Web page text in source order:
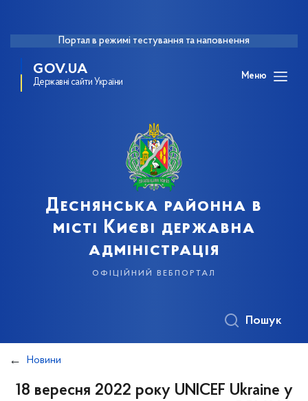
Портал в режимі тестування та наповнення
GOV.UA
Державні сайти України
Меню
Деснянська районна в
місті Києві державна
адміністрація
офіційний вебпортал
Пошук
Новини
18 вересня 2022 року UNICEF Ukraine у